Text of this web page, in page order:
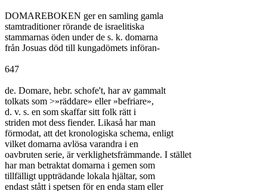
DOMAREBOKEN ger en samling gamla
stamtraditioner rörande de israelitiska
stammarnas öden under de s. k. domarna
från Josuas död till kungadömets införan-
647
de. Domare, hebr. schofe't, har av gammalt
tolkats som >»räddare» eller »befriare»,
d. v. s. en som skaffar sitt folk rätt i
striden mot dess fiender. Likaså har man
förmodat, att det kronologiska schema, enligt
vilket domarna avlösa varandra i en
oavbruten serie, är verklighetsfrämmande. I stället
har man betraktat domarna i gemen som
tillfälligt uppträdande lokala hjältar, som
endast stått i spetsen för en enda stam eller